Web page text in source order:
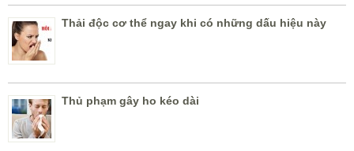
Thải độc cơ thể ngay khi có những dấu hiệu này
Thủ phạm gây ho kéo dài